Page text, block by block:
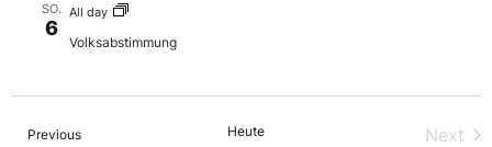
SO.
6
All day
Volksabstimmung
PreviousVeranstaltungen Heute Next